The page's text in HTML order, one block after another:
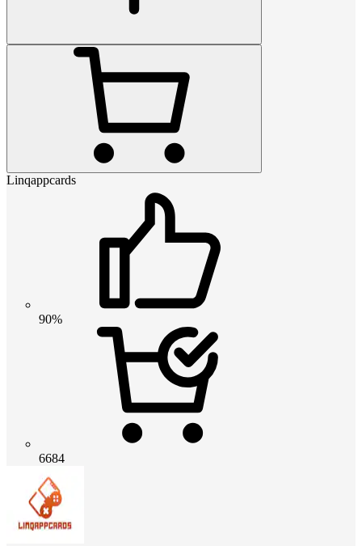
Linqappcards
90%
6684